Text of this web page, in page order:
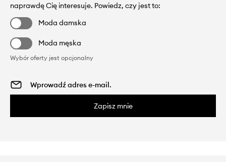
naprawdę Cię interesuje. Powiedz, czy jest to:
Moda damska
Moda męska
Wybór oferty jest opcjonalny
Zapisz mnie